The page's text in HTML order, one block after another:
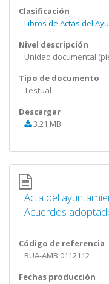
Clasificación
Libros de Actas del
Nivel descripción
Unidad documental
Tipo de documento
Testual
Descargar
3.21 MB
Acta del
Acuerdos
Código de referencia
BUA-AMB 0112112
Fechas producción